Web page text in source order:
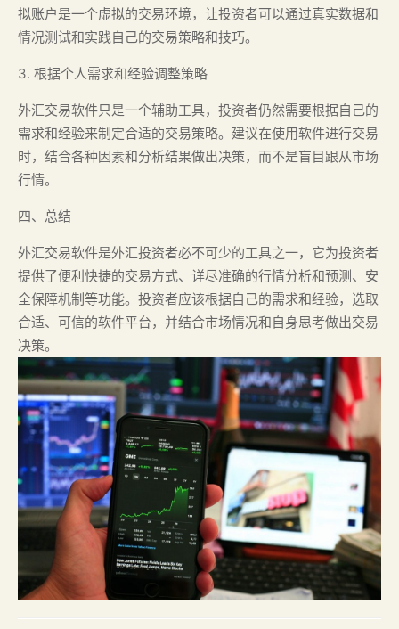
拟账户是一个虚拟的交易环境，让投资者可以通过真实数据和
情况测试和实践自己的交易策略和技巧。
3. 根据个人需求和经验调整策略
外汇交易软件只是一个辅助工具，投资者仍然需要根据自己的
需求和经验来制定合适的交易策略。建议在使用软件进行交易
时，结合各种因素和分析结果做出决策，而不是盲目跟从市场
行情。
四、总结
外汇交易软件是外汇投资者必不可少的工具之一，它为投资者
提供了便利快捷的交易方式、详尽准确的行情分析和预测、安
全保障机制等功能。投资者应该根据自己的需求和经验，选取
合适、可信的软件平台，并结合市场情况和自身思考做出交易
决策。